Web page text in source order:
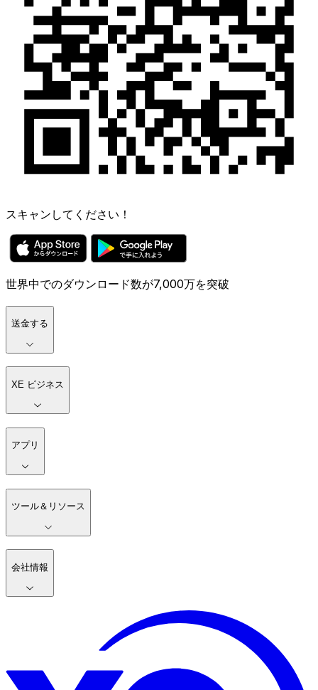
スキャンしてください！
世界中でのダウンロード数が7,000万を突破
送金する
XE ビジネス
アプリ
ツール＆リソース
会社情報